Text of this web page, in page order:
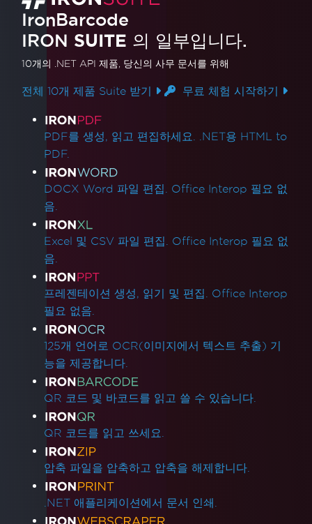
IronBarcode
IRON SUITE 의 일부입니다.
10개의 .NET API 제품, 당신의 사무 문서를 위해
전체 10개 제품 Suite 받기 무료 체험 시작하기
제품 링크
PDF를 생성, 읽고 편집하세요. .NET용 HTML to
PDF.
DOCX Word 파일 편집. Office Interop 필요 없
음.
Excel 및 CSV 파일 편집. Office Interop 필요 없
음.
프레젠테이션 생성, 읽기 및 편집. Office Interop
필요 없음.
125개 언어로 OCR(이미지에서 텍스트 추출) 기
능을 제공합니다.
QR 코드 및 바코드를 읽고 쓸 수 있습니다.
QR 코드를 읽고 쓰세요.
압축 파일을 압축하고 압축을 해제합니다.
.NET 애플리케이션에서 문서 인쇄.